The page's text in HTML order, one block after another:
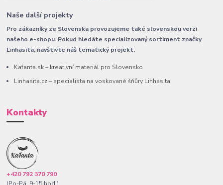
Naše další projekty
Pro zákazníky ze Slovenska provozujeme také slovenskou verzi
našeho e-shopu. Pokud hledáte specializovaný sortiment značky
Linhasita, navštivte náš tematický projekt.
Kafanta.sk – kreativní materiál pro Slovensko
Linhasita.cz – specialista na voskované šňůry Linhasita
Kontakty
+420 792 370 790